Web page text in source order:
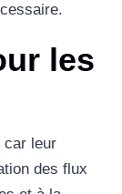
les
car leur
des flux